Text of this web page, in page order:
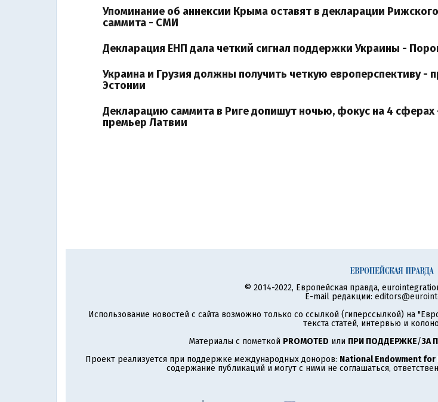
Упоминание об аннексии Крыма оставят в декларации Рижского
саммита - СМИ
Декларация ЕНП дала четкий сигнал поддержки Украины -
Украина и Грузия должны получить четкую европерспективу -
Эстонии
Декларацию саммита в Риге допишут ночью, фокус на 4 сферах
премьер Латвии
© 2014-2022, Европейская правда,
E-mail редакции:
Использование новостей с сайта возможно только со ссылкой (гиперссылкой) на
текста статей, интервью и
Материалы с пометкой PROMOTED или ПРИ ПОДДЕРЖКЕ/ЗА
Проект реализуется при поддержке международных доноров: National Endowment for
содержание публикаций и могут с ними не соглашаться,